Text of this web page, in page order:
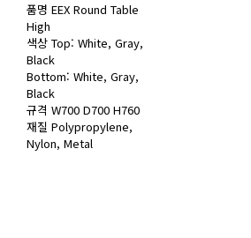
품명 EEX Round Table
High
색상 Top: White, Gray,
Black
Bottom: White, Gray,
Black
규격 W700 D700 H760
재질 Polypropylene,
Nylon, Metal